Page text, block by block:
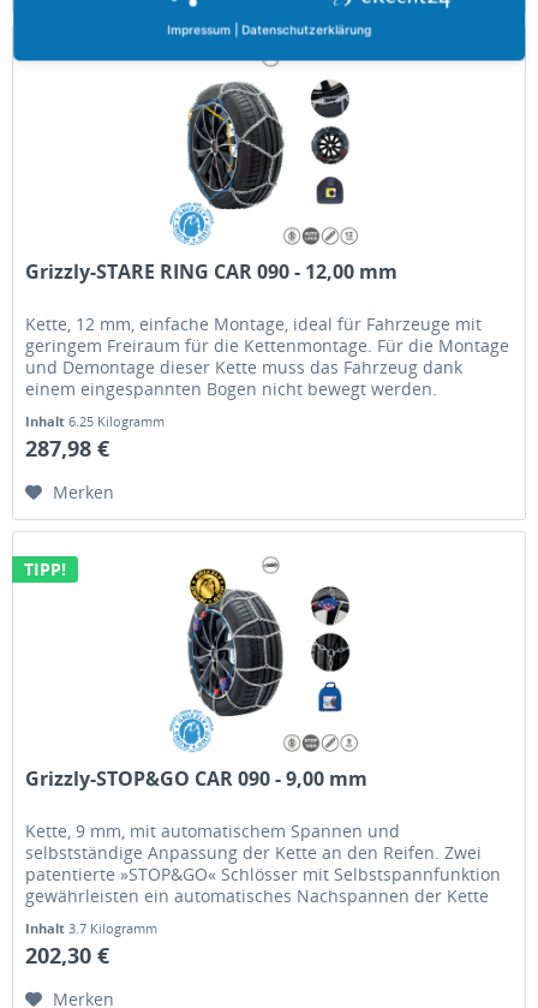
Grizzly-STARE RING CAR 090 - 12,00 mm
Kette, 12 mm, einfache Montage, ideal für Fahrzeuge mit
geringem Freiraum für die Kettenmontage. Für die Montage
und Demontage dieser Kette muss das Fahrzeug dank
einem eingespannten Bogen nicht bewegt werden.
Inhalt6.25 Kilogramm
287,98 €
Merken
TIPP!
Grizzly-STOP&GO CAR 090 - 9,00 mm
Kette, 9 mm, mit automatischem Spannen und
selbstständige Anpassung der Kette an den Reifen. Zwei
patentierte »STOP&GO« Schlösser mit Selbstspannfunktion
gewährleisten ein automatisches Nachspannen der Kette
selbst während der Fahrt.
Inhalt3.7 Kilogramm
202,30 €
Merken
Impressum | Datenschutzerklärung